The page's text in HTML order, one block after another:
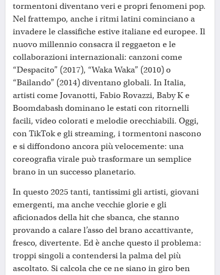
tormentoni diventano veri e propri fenomeni pop.
Nel frattempo, anche i ritmi latini cominciano a
invadere le classifiche estive italiane ed europee. Il
nuovo millennio consacra il reggaeton e le
collaborazioni internazionali: canzoni come
“Despacito” (2017), “Waka Waka” (2010) o
“Bailando” (2014) diventano globali. In Italia,
artisti come Jovanotti, Fabio Rovazzi, Baby K e
Boomdabash dominano le estati con ritornelli
facili, video colorati e melodie orecchiabili. Oggi,
con TikTok e gli streaming, i tormentoni nascono
e si diffondono ancora più velocemente: una
coreografia virale può trasformare un semplice
brano in un successo planetario.
In questo 2025 tanti, tantissimi gli artisti, giovani
emergenti, ma anche vecchie glorie e gli
aficionados della hit che sbanca, che stanno
provando a calare l’asso del brano accattivante,
fresco, divertente. Ed è anche questo il problema:
troppi singoli a contendersi la palma del più
ascoltato. Si calcola che ce ne siano in giro ben